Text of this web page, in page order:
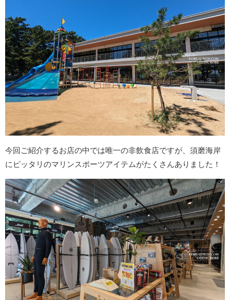
今回ご紹介するお店の中では唯一の非飲食店ですが、須磨海岸
にピッタリのマリンスポーツアイテムがたくさんありました！